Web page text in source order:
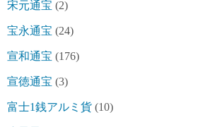
宋元通宝 (2)
宝永通宝 (24)
宣和通宝 (176)
宣徳通宝 (3)
富士1銭アルミ貨 (10)